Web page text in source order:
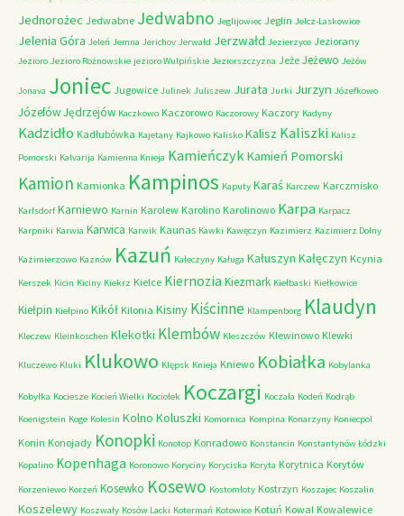
Jednorożec Jedwabne Jedwabno Jeglijowiec Jeglin Jelcz-Laskowice
Jelenia Góra Jeleń Jemna Jerichov Jerwałd Jerzwałd Jezierzyce Jeziorany
Jezioro Jezioro Rożnowskie jezioro Wulpińskie Jeziorszczyzna Jeże Jeżewo Jeżów
Jonava Joniec Jugowice Julinek Juliszew Jurata Jurki Jurzyn Józefkowo
JózefówJędrzejów Kaczkowo Kaczorowo Kaczorowy Kaczory Kadyny
Kadzidło Kadłubówka Kajetany Kajkowo Kalisko Kalisz Kaliszki Kalisz
Pomorski Kalvarija Kamienna Knieja Kamieńczyk Kamień Pomorski
Kamion Kamionka Kampinos Kaputy Karaś Karczew Karczmisko
Karlsdorf Karniewo Karnin Karolew Karolino Karolinowo Karpa Karpacz
Karpniki Karwia Karwica Karwik Kaunas Kawki Kawęczyn Kazimierz Kazimierz Dolny
Kazimierzowo Kaznów Kazuń Kałeczyny Kaługa Kałuszyn Kałęczyn Kcynia
Kerszek Kicin Kiciny Kiekrz Kielce Kiernozia Kiezmark Kiełbaski Kiełkowice
Kiełpin Kiełpino Kikół Kilonia Kisiny Kiścinne Klampenborg Klaudyn
Kleczew Kleinkoschen Klekotki Klembów Kleszczów Klewinowo Klewki
Kluczewo Kluki Klukowo Klępsk Knieja Kniewo Kobiałka Kobylanka
Kobyłka Kociesze Kocień Wielki Kociołek Koczargi Koczała Kodeń Kodrąb
Koenigstein Koge Kolesin Kolno Koluszki Komornica Kompina Konarzyny Koniecpol
Konin Konojady Konopki Konotop Konradowo Konstancin Konstantynów Łódzki
Kopalino Kopenhaga Koronowo Koryciny Koryciska Koryta Korytnica Korytów
Korzeniewo Korzeń Kosewko Kosewo Kostomłoty Kostrzyn Koszajec Koszalin
Koszelewy Koszwały Kosów Lacki Kotermań Kotowice Kotuń Kowal Kowalewice